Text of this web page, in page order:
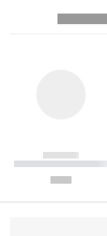
------------
----------- ----------- --------